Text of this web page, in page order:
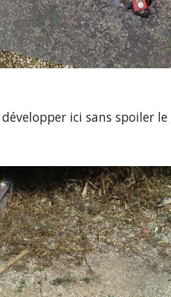
ici sans spoiler le